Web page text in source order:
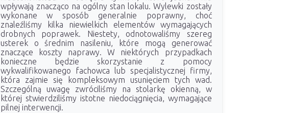
wpływają znacząco na ogólny stan lokalu. Wylewki zostały
wykonane w sposób generalnie poprawny, choć
znaleźliśmy kilka niewielkich elementów wymagających
drobnych poprawek. Niestety, odnotowaliśmy szereg
usterek o średnim nasileniu, które mogą generować
znaczące koszty naprawy. W niektórych przypadkach
konieczne będzie skorzystanie z pomocy
wykwalifikowanego fachowca lub specjalistycznej firmy,
która zajmie się kompleksowym usunięciem tych wad.
Szczególną uwagę zwróciliśmy na stolarkę okienną, w
której stwierdziliśmy istotne niedociągnięcia, wymagające
pilnej interwencji.